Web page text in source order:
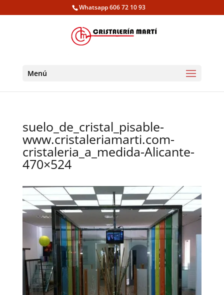
Whatsapp 606 72 10 93
Menú
suelo_de_cristal_pisable-
www.cristaleriamarti.com-
cristaleria_a_medida-Alicante-
470×524